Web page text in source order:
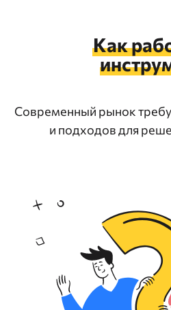
Как
Современный рынок
и подходов для